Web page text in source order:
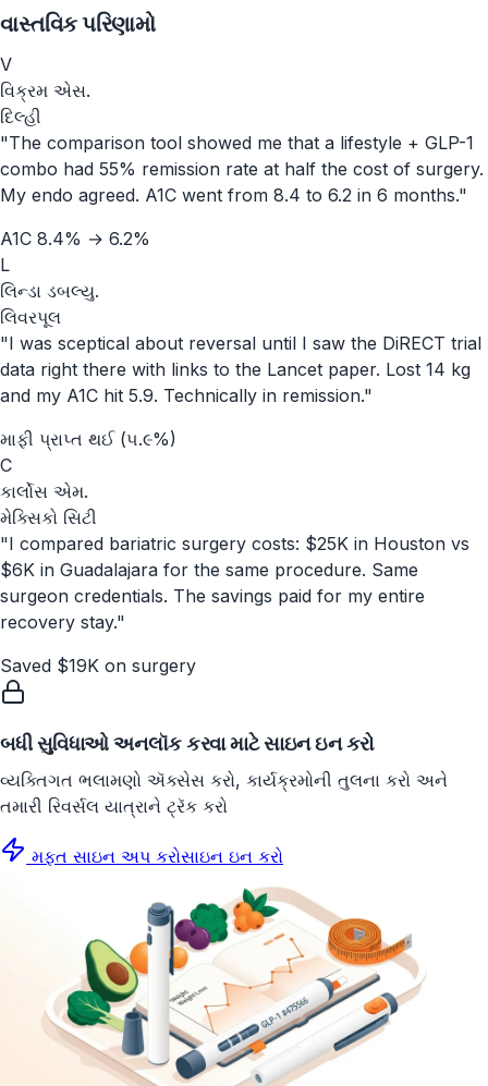
વાસ્તવિક પરિણામો
V
વિક્રમ એસ.
દિલ્હી
"The comparison tool showed me that a lifestyle + GLP-1
combo had 55% remission rate at half the cost of surgery.
My endo agreed. A1C went from 8.4 to 6.2 in 6 months."
A1C 8.4% → 6.2%
L
લિન્ડા ડબલ્યુ.
લિવરપૂલ
"I was sceptical about reversal until I saw the DiRECT trial
data right there with links to the Lancet paper. Lost 14 kg
and my A1C hit 5.9. Technically in remission."
માફી પ્રાપ્ત થઈ (૫.૯%)
C
કાર્લોસ એમ.
મેક્સિકો સિટી
"I compared bariatric surgery costs: $25K in Houston vs
$6K in Guadalajara for the same procedure. Same
surgeon credentials. The savings paid for my entire
recovery stay."
Saved $19K on surgery
બધી સુવિધાઓ અનલૉક કરવા માટે સાઇન ઇન કરો
વ્યક્તિગત ભલામણો ઍક્સેસ કરો, કાર્યક્રમોની તુલના કરો અને
તમારી રિવર્સલ યાત્રાને ટ્રૅક કરો
મફત સાઇન અપ કરોસાઇન ઇન કરો